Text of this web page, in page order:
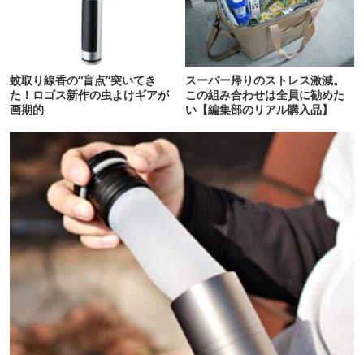
蚊取り線香の“盲点”突いてき
た！ロゴス新作の虫よけギアが
画期的
スーパー帰りのストレス激減。
この組み合わせは全員に勧めた
い【編集部のリアル購入品】